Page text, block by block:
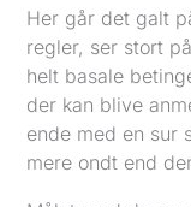
Her går det galt
regler, ser stort
helt basale
der kan blive
ende med en sur
mere ondt end